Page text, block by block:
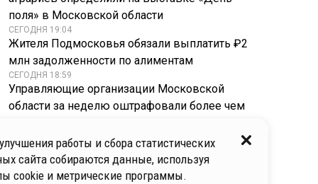
поля» в Московской области
СЕГОДНЯ 19:04
Жителя Подмосковья обязали выплатить ₽2
млн задолженности по алиментам
СЕГОДНЯ 18:59
Управляющие организации Московской
области за неделю оштрафовали более чем
СЕГОДНЯ 18:57
Целая гостиная у баков: в Одинцове
мусорную площадку «вернули» в 60-е
работы и сбора статистических
сайта собираются данные, используя
cookie и метрические программы.